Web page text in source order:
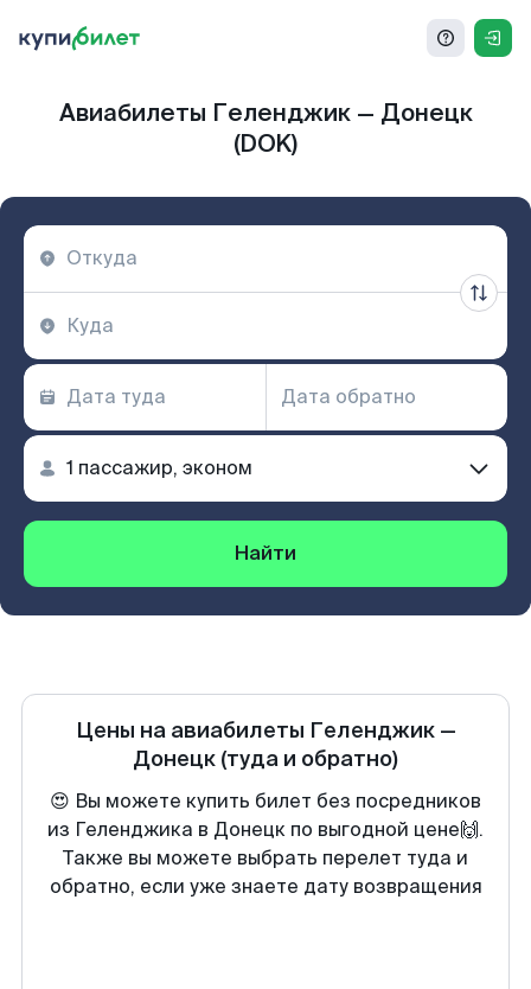
Авиабилеты Геленджик — Донецк
(DOK)
Найти
Цены на авиабилеты Геленджик—
Донецк (туда и обратно)
😍 Вы можете купить билет без посредников
из Геленджика в Донецк по выгодной цене🙌.
Также вы можете выбрать перелет туда и
обратно, если уже знаете дату возвращения